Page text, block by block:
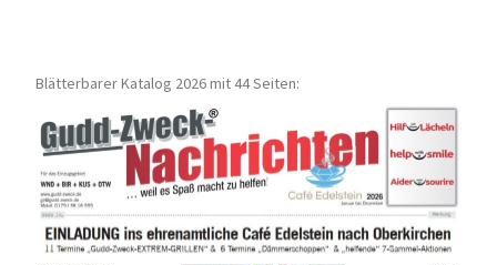
Blätterbarer Katalog 2026 mit 44 Seiten: